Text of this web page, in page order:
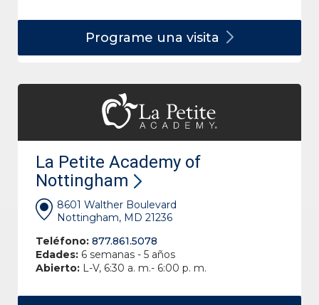
Programe una visita
La Petite Academy of
Nottingham
8601 Walther Boulevard
Nottingham, MD 21236
Teléfono: 877.861.5078
Edades: 6 semanas - 5 años
Abierto: L-V, 6:30 a. m.- 6:00 p. m.